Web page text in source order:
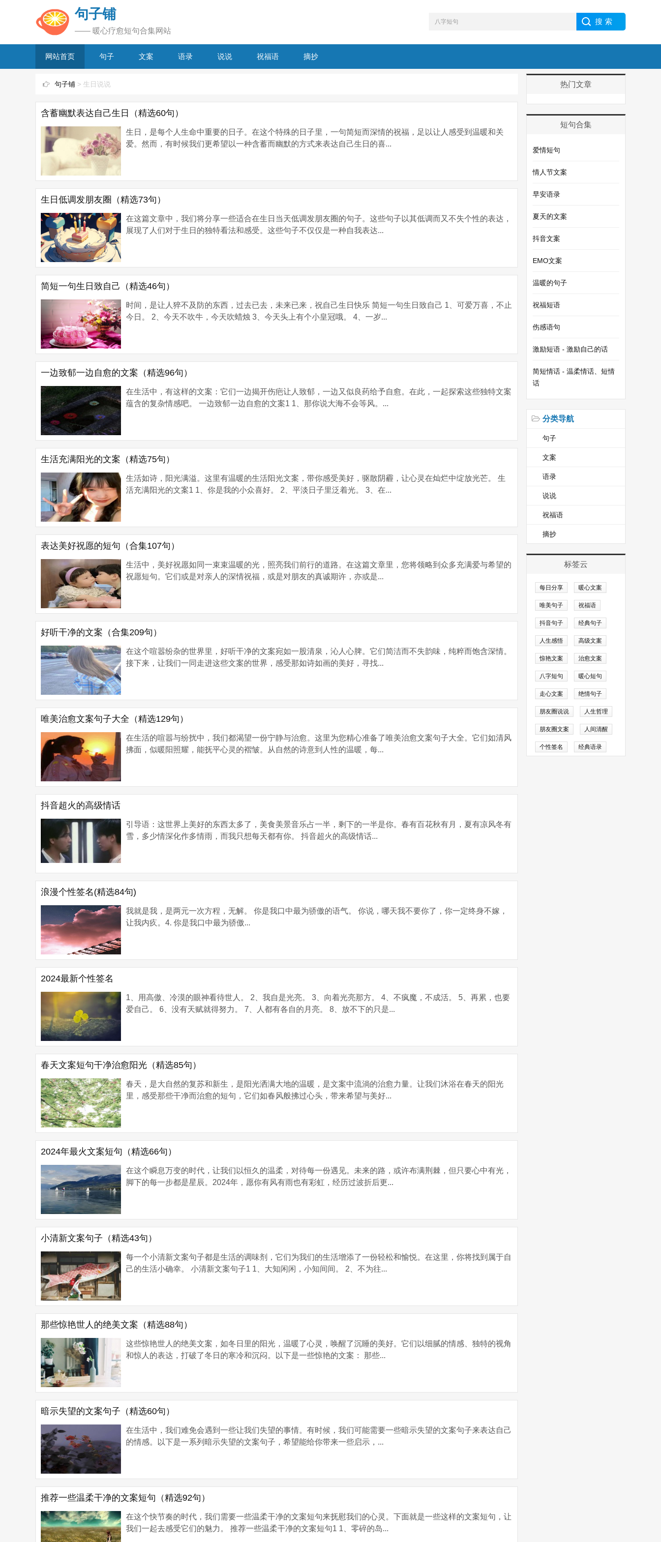
句子铺
—— 暖心疗愈短句合集网站
网站首页 句子 文案 语录 说说 祝福语 摘抄
句子铺 > 生日说说
含蓄幽默表达自己生日（精选60句）
生日，是每个人生命中重要的日子。在这个特殊的日子里，一句简短而深情的祝福，足以让人感受到温暖和关
爱。然而，有时候我们更希望以一种含蓄而幽默的方式来表达自己生日的喜...
生日低调发朋友圈（精选73句）
在这篇文章中，我们将分享一些适合在生日当天低调发朋友圈的句子。这些句子以其低调而又不失个性的表达，
展现了人们对于生日的独特看法和感受。这些句子不仅仅是一种自我表达...
简短一句生日致自己（精选46句）
时间，是让人猝不及防的东西，过去已去，未来已来，祝自己生日快乐 简短一句生日致自己 1、可爱万喜，不止
今日。 2、今天不吹牛，今天吹蜡烛 3、今天头上有个小皇冠哦。 4、一岁...
一边致郁一边自愈的文案（精选96句）
在生活中，有这样的文案：它们一边揭开伤疤让人致郁，一边又似良药给予自愈。在此，一起探索这些独特文案
蕴含的复杂情感吧。 一边致郁一边自愈的文案1 1、那你说大海不会等风。...
生活充满阳光的文案（精选75句）
生活如诗，阳光满溢。这里有温暖的生活阳光文案，带你感受美好，驱散阴霾，让心灵在灿烂中绽放光芒。 生
活充满阳光的文案1 1、你是我的小众喜好。 2、平淡日子里泛着光。 3、在...
表达美好祝愿的短句（合集107句）
生活中，美好祝愿如同一束束温暖的光，照亮我们前行的道路。在这篇文章里，您将领略到众多充满爱与希望的
祝愿短句。它们或是对亲人的深情祝福，或是对朋友的真诚期许，亦或是...
好听干净的文案（合集209句）
在这个喧嚣纷杂的世界里，好听干净的文案宛如一股清泉，沁人心脾。它们简洁而不失韵味，纯粹而饱含深情。
接下来，让我们一同走进这些文案的世界，感受那如诗如画的美好，寻找...
唯美治愈文案句子大全（精选129句）
在生活的喧嚣与纷扰中，我们都渴望一份宁静与治愈。这里为您精心准备了唯美治愈文案句子大全。它们如清风
拂面，似暖阳照耀，能抚平心灵的褶皱。从自然的诗意到人性的温暖，每...
抖音超火的高级情话
引导语：这世界上美好的东西太多了，美食美景音乐占一半，剩下的一半是你。春有百花秋有月，夏有凉风冬有
雪，多少情深化作多情雨，而我只想每天都有你。 抖音超火的高级情话...
浪漫个性签名(精选84句)
我就是我，是两元一次方程，无解。 你是我口中最为骄傲的语气。 你说，哪天我不要你了，你一定终身不嫁，
让我内疚。4. 你是我口中最为骄傲...
2024最新个性签名
1、用高傲、冷漠的眼神看待世人。 2、我自是光亮。 3、向着光亮那方。 4、不疯魔，不成活。 5、再累，也要
爱自己。 6、没有天赋就得努力。 7、人都有各自的月亮。 8、放不下的只是...
春天文案短句干净治愈阳光（精选85句）
春天，是大自然的复苏和新生，是阳光洒满大地的温暖，是文案中流淌的治愈力量。让我们沐浴在春天的阳光
里，感受那些干净而治愈的短句，它们如春风般拂过心头，带来希望与美好...
2024年最火文案短句（精选66句）
在这个瞬息万变的时代，让我们以恒久的温柔，对待每一份遇见。未来的路，或许布满荆棘，但只要心中有光，
脚下的每一步都是星辰。2024年，愿你有风有雨也有彩虹，经历过波折后更...
小清新文案句子（精选43句）
每一个小清新文案句子都是生活的调味剂，它们为我们的生活增添了一份轻松和愉悦。在这里，你将找到属于自
己的生活小确幸。 小清新文案句子1 1、大知闲闲，小知间间。 2、不为往...
那些惊艳世人的绝美文案（精选88句）
这些惊艳世人的绝美文案，如冬日里的阳光，温暖了心灵，唤醒了沉睡的美好。它们以细腻的情感、独特的视角
和惊人的表达，打破了冬日的寒冷和沉闷。以下是一些惊艳的文案： 那些...
暗示失望的文案句子（精选60句）
在生活中，我们难免会遇到一些让我们失望的事情。有时候，我们可能需要一些暗示失望的文案句子来表达自己
的情感。以下是一系列暗示失望的文案句子，希望能给你带来一些启示，...
推荐一些温柔干净的文案短句（精选92句）
在这个快节奏的时代，我们需要一些温柔干净的文案短句来抚慰我们的心灵。下面就是一些这样的文案短句，让
我们一起去感受它们的魅力。 推荐一些温柔干净的文案短句1 1、零碎的岛...
热门文章
短句合集
爱情短句
情人节文案
早安语录
夏天的文案
抖音文案
EMO文案
温暖的句子
祝福短语
伤感语句
激励短语 - 激励自己的话
简短情话 - 温柔情话、短情
话
分类导航
句子
文案
语录
说说
祝福语
摘抄
标签云
每日分享 暖心文案
唯美句子 祝福语
抖音句子 经典句子
人生感悟 高级文案
惊艳文案 治愈文案
八字短句 暖心短句
走心文案 绝情句子
朋友圈说说 人生哲理
朋友圈文案 人间清醒
个性签名 经典语录